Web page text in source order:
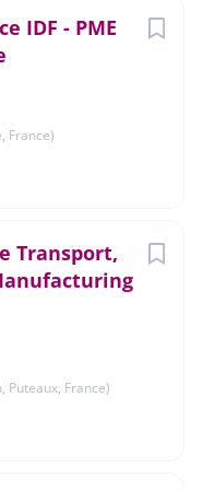
IDF - PME
France)
Transport,
Puteaux, France)